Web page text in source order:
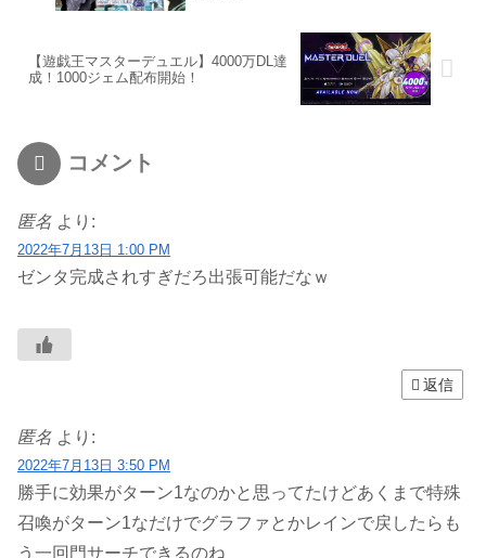
【遊戯王マスターデュエル】4000万DL達
成！1000ジェム配布開始！
コメント
匿名 より:
2022年7月13日 1:00 PM
ゼンタ完成されすぎだろ出張可能だなｗ
返信
匿名 より:
2022年7月13日 3:50 PM
勝手に効果がターン1なのかと思ってたけどあくまで特殊
召喚がターン1なだけでグラファとかレインで戻したらも
う一回門サーチできるのね